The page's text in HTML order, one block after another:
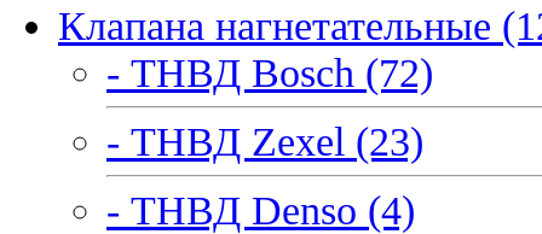
Клапана нагнетательные
- ТНВД Bosch (72)
- ТНВД Zexel (23)
- ТНВД Denso (4)